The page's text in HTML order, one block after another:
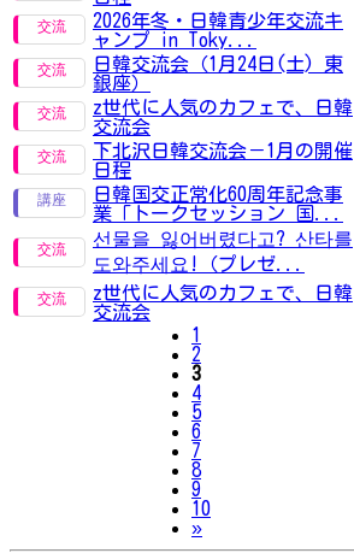
2026年冬・日韓青少年交流キ
ャンプ in Toky...
日韓交流会（1月24日(土) 東
銀座）
z世代に人気のカフェで、日韓
交流会
下北沢日韓交流会－1月の開催
日程
日韓国交正常化60周年記念事
業「トークセッション 国...
선물을 잃어버렸다고? 산타를
도와주세요!（プレゼ...
z世代に人気のカフェで、日韓
交流会
1
2
3
4
5
6
7
8
9
10
»Next